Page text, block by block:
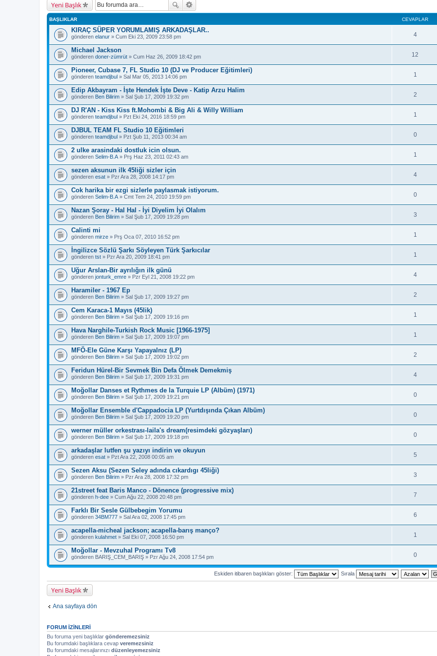
Yeni Başlık
BAŞLIKLAR CEVAPLAR
KIRAÇ SÜPER YORUMLAMIŞ ARKADAŞLAR..
gönderen elanur » Cum Eki 23, 2009 23:58 pm 4
Michael Jackson
gönderen doner-zümrüt » Cum Haz 26, 2009 18:42 pm 12
Pioneer, Cubase 7, FL Studio 10 (DJ ve Producer Eğitimleri)
gönderen teamdjbul » Sal Mar 05, 2013 14:06 pm 1
Edip Akbayram - İşte Hendek İşte Deve - Katip Arzu Halim
gönderen Ben Bilirim » Sal Şub 17, 2009 19:32 pm 2
DJ R'AN - Kiss Kiss ft.Mohombi & Big Ali & Willy William
gönderen teamdjbul » Pzt Eki 24, 2016 18:59 pm 1
DJBUL TEAM FL Studio 10 Eğitimleri
gönderen teamdjbul » Pzt Şub 11, 2013 00:34 am 0
2 ulke arasindaki dostluk icin olsun.
gönderen Selim-B.A » Prş Haz 23, 2011 02:43 am 1
sezen aksunun ilk 45liği sizler için
gönderen esat » Pzr Ara 28, 2008 14:17 pm 4
Cok harika bir ezgi sizlerle paylasmak istiyorum.
gönderen Selim-B.A » Cmt Tem 24, 2010 19:59 pm 0
Nazan Şoray - Hal Hal - İyi Diyelim İyi Olalım
gönderen Ben Bilirim » Sal Şub 17, 2009 19:28 pm 3
Calinti mi
gönderen mirze » Prş Oca 07, 2010 16:52 pm 1
İngilizce Sözlü Şarkı Söyleyen Türk Şarkıcılar
gönderen tst » Pzr Ara 20, 2009 18:41 pm 1
Uğur Arslan-Bir ayrılığın ilk günü
gönderen jonturk_emre » Pzr Eyl 21, 2008 19:22 pm 4
Haramiler - 1967 Ep
gönderen Ben Bilirim » Sal Şub 17, 2009 19:27 pm 2
Cem Karaca-1 Mayıs (45lik)
gönderen Ben Bilirim » Sal Şub 17, 2009 19:16 pm 1
Hava Narghile-Turkish Rock Music [1966-1975]
gönderen Ben Bilirim » Sal Şub 17, 2009 19:07 pm 1
MFÖ-Ele Güne Karşı Yapayalnız (LP)
gönderen Ben Bilirim » Sal Şub 17, 2009 19:02 pm 2
Feridun Hürel-Bir Sevmek Bin Defa Ölmek Demekmiş
gönderen Ben Bilirim » Sal Şub 17, 2009 19:31 pm 4
Moğollar Danses et Rythmes de la Turquie LP (Albüm) (1971)
gönderen Ben Bilirim » Sal Şub 17, 2009 19:21 pm 0
Moğollar Ensemble d'Cappadocia LP (Yurtdışında Çıkan Albüm)
gönderen Ben Bilirim » Sal Şub 17, 2009 19:20 pm 0
werner müller orkestrası-laila's dream(resimdeki gözyaşları)
gönderen Ben Bilirim » Sal Şub 17, 2009 19:18 pm 0
arkadaşlar lutfen şu yazıyı indirin ve okuyun
gönderen esat » Pzt Ara 22, 2008 00:05 am 5
Sezen Aksu (Sezen Seley adında cıkardıgı 45liği)
gönderen Ben Bilirim » Pzr Ara 28, 2008 17:32 pm 3
21street feat Baris Manco - Dönence (progressive mix)
gönderen h-dee » Cum Ağu 22, 2008 20:48 pm 7
Farklı Bir Sesle Gülbebegim Yorumu
gönderen 34BM777 » Sal Ara 02, 2008 17:45 pm 6
acapella-micheal jackson; acapella-barış manço?
gönderen kulahmet » Sal Eki 07, 2008 16:50 pm 1
Moğollar - Mevzuhal Programı Tv8
gönderen BARIŞ_CEM_BARIŞ » Pzr Ağu 24, 2008 17:54 pm 0
Eskiden itibaren başlıkları göster: Sırala
Yeni Başlık
Ana sayfaya dön
FORUM IZINLERI
Bu foruma yeni başlıklar gönderemezsiniz
Bu forumdaki başlıklara cevap veremezsiniz
Bu forumdaki mesajlarınızı düzenleyemezsiniz